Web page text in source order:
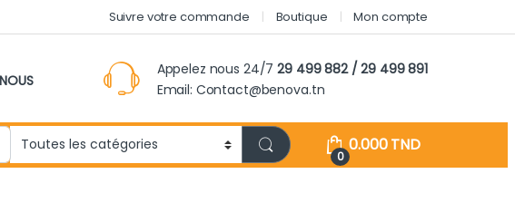
Suivre votre commande Boutique Mon compte
Appelez nous 24/729 499 882 / 29 499 891
Email: Contact@benova.tn
0
0.000TND